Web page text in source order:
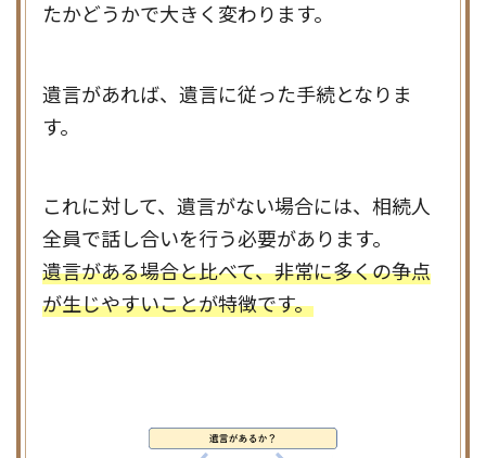
たかどうかで大きく変わります。
遺言があれば、遺言に従った手続となりま
す。
これに対して、遺言がない場合には、相続人
全員で話し合いを行う必要があります。
遺言がある場合と比べて、非常に多くの争点
が生じやすいことが特徴です。